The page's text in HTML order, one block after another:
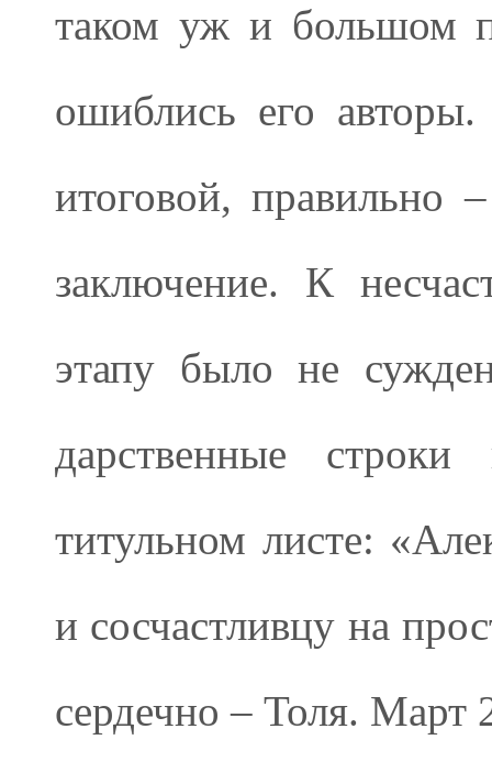
таком уж и большом
ошиблись его
итоговой, правильно
заключение. К
этапу было не
дарственные
титульном листе:
и сосчастливцу на
сердечно – Толя. Март